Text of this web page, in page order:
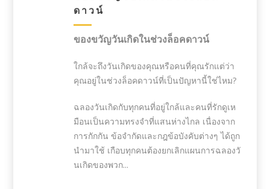
ดาวน์
ของขวัญวันเกิดในช่วงล็อคดาวน์
ใกล้จะถึงวันเกิดของคุณหรือคนที่คุณรักแต่ว่า
คุณอยู่ในช่วงล็อคดาวน์ที่เป็นปัญหานี้ใช่ไหม?
ฉลองวันเกิดกับทุกคนที่อยู่ใกล้และคนที่รักดูเห
มือนเป็นความทรงจำที่แสนห่างไกล เนื่องจาก
การกักกัน ข้อจำกัดและกฎข้อบังคับต่างๆ ได้ถูก
นำมาใช้ เกือบทุกคนต้องยกเลิกแผนการฉลองวั
นเกิดของพวก...